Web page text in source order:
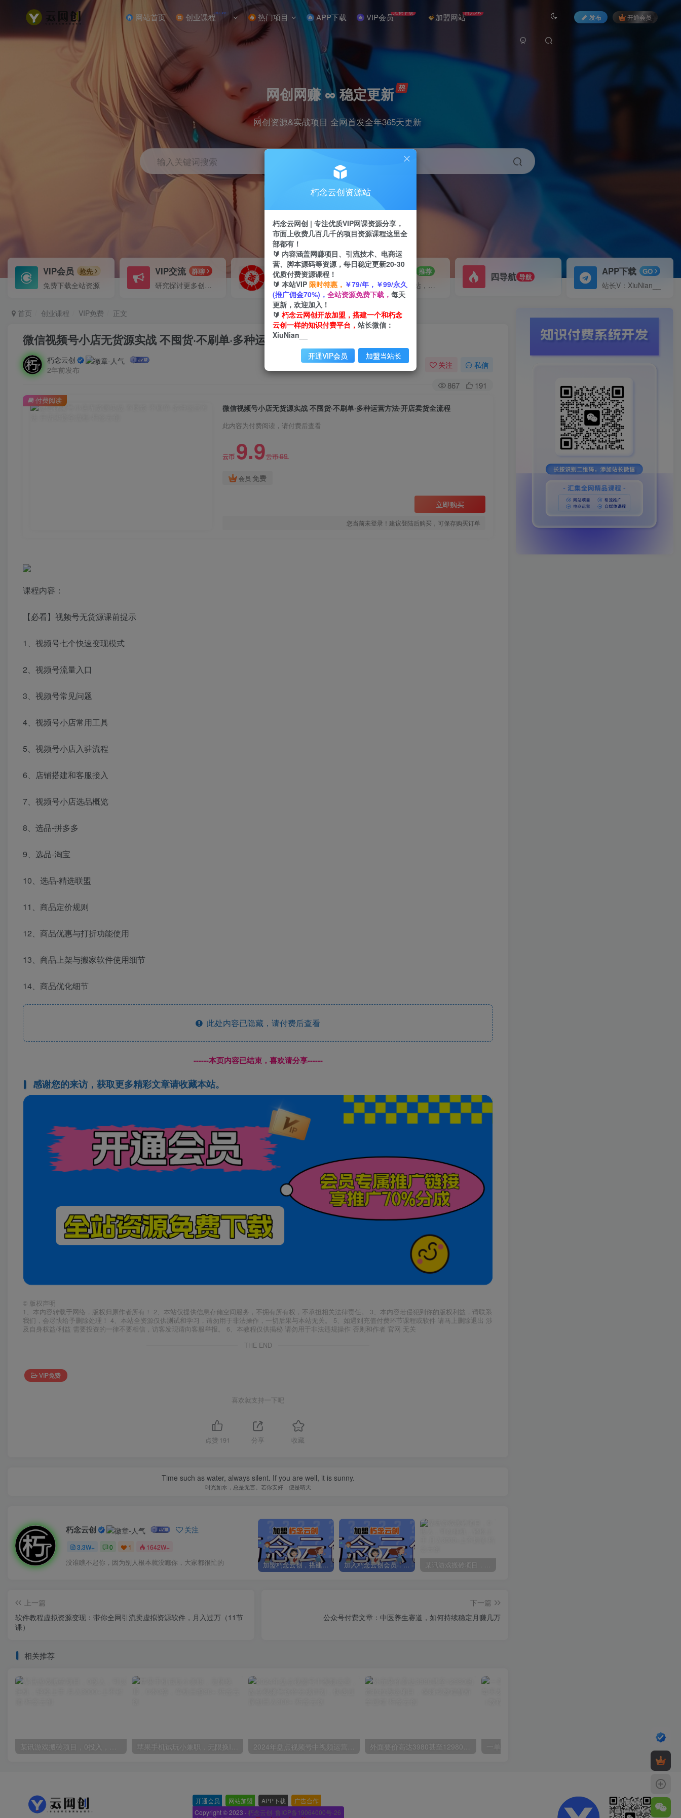
网站首页 创业课程NEW 热门项目 APP下载 VIP会员免费下载 加盟网站日入2K
发布 开通会员
网创网赚 ∞ 稳定更新
网创资源&实战项目 全网首发全年365天更新
输入关键词搜索
小红书 挂机 快手
VIP会员 抢先
免费下载全站资源
VIP交流 群聊
研究探讨更多创业项目路子。
VIP推广
70%分佣
会员专属推广链接
招募站长 推荐
搭建同款网站，自己当老板
四导航 导航 APP下载 GO
站长V：XiuNian__
首页 创业课程 VIP免费 正文
微信视频号小店无货源实战 不囤货·不刷单·多种运营方法·开店卖货全流程
朽念云创
2年前发布
关注 私信
867 191
微信视频号小店无货源实战 不囤货·不刷单·多种运营方法·开店卖货全流程
此内容为付费阅读，请付费后查看
云币 9.9云币99
会员 免费
立即购买
您当前未登录！建议登陆后购买，可保存购买订单
付费阅读
课程内容：
【必看】视频号无货源课前提示
1、视频号七个快速变现模式
2、视频号流量入口
3、视频号常见问题
4、视频号小店常用工具
5、视频号小店入驻流程
6、店铺搭建和客服接入
7、视频号小店选品概览
8、选品-拼多多
9、选品-淘宝
10、选品-精选联盟
11、商品定价规则
12、商品优惠与打折功能使用
13、商品上架与搬家软件使用细节
14、商品优化细节
此处内容已隐藏，请付费后查看
------本页内容已结束，喜欢请分享------
感谢您的来访，获取更多精彩文章请收藏本站。
© 版权声明
1、本内容转载于网络，版权归原作者所有！ 2、本站仅提供信息存储空间服务，不拥有所有权，不承担相关法律责任。 3、本内容若侵犯到你的版权利益，请联系
我们，会尽快给予删除处理！ 4、本站全资源仅供测试和学习，请勿用于非法操作，一切后果与本站无关。 5、如遇到充值付费环节课程或软件 请马上删除退出 涉
及自身权益/利益 需要投资的一律不要相信，访客发现请向客服举报。 6、本教程仅供揭秘 请勿用于非法违规操作 否则和作者 官网 无关
THE END
VIP免费
喜欢就支持一下吧
点赞 191 分享 收藏
Time such as water, always silent. If you are well, it is sunny.
时光如水，总是无言。若你安好，便是晴天
朽念云创 关注
3.3W+ 0 1 1642W+
没谁瞧不起你，因为别人根本就没瞧你，大家都很忙的 加盟朽念云创，搭建同款项目资源站，实现日入2000+ 加入朽念云创会员，全站资源免费学习。 某讯游戏搬砖项目，0投入，可以挂机，轻松上手,月入3000+上不封顶
上一篇
软件教程虚拟资源变现：带你全网引流卖虚拟资源软件，月入过万（11节
课）
下一篇
公众号付费文章：中医养生赛道，如何持续稳定月赚几万
相关推荐
某讯游戏搬砖项目，0投入，可以挂机，轻松上手,月入3000+上不封顶 苹果手机试玩小兼职，无限换ID，0本0撸，单机日撸30+ 2024年盘点视频号中视频运营，盘点视频号创作分成计划，快速过原创日入300+ 外面要价高达3980甚至12980的货拉拉搬运项目，保姆式教程解析全过程
开通会员 网站加盟 APP下载 广告合作
Copyright © 2023 · 朽念云创· 鲁ICP备19064000号-26
朽念云创资源站
朽念云网创 | 专注优质VIP网课资源分享，
市面上收费几百几千的项目资源课程这里全
部都有！
🔰 内容涵盖网赚项目、引流技术、电商运
营、脚本源码等资源，每日稳定更新20-30
优质付费资源课程！
🔰 本站VIP 限时特惠， ￥79/年，￥99/永久
(推广佣金70%)， 全站资源免费下载， 每天
更新，欢迎加入！
🔰 朽念云网创开放加盟，搭建一个和朽念
云创一样的知识付费平台， 站长微信：
XiuNian__
开通VIP会员 加盟当站长